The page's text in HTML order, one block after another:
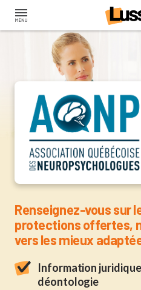
Aller
Assurance
Renseignez-vous sur
protections offertes,
vers les mieux
Information
déontologie